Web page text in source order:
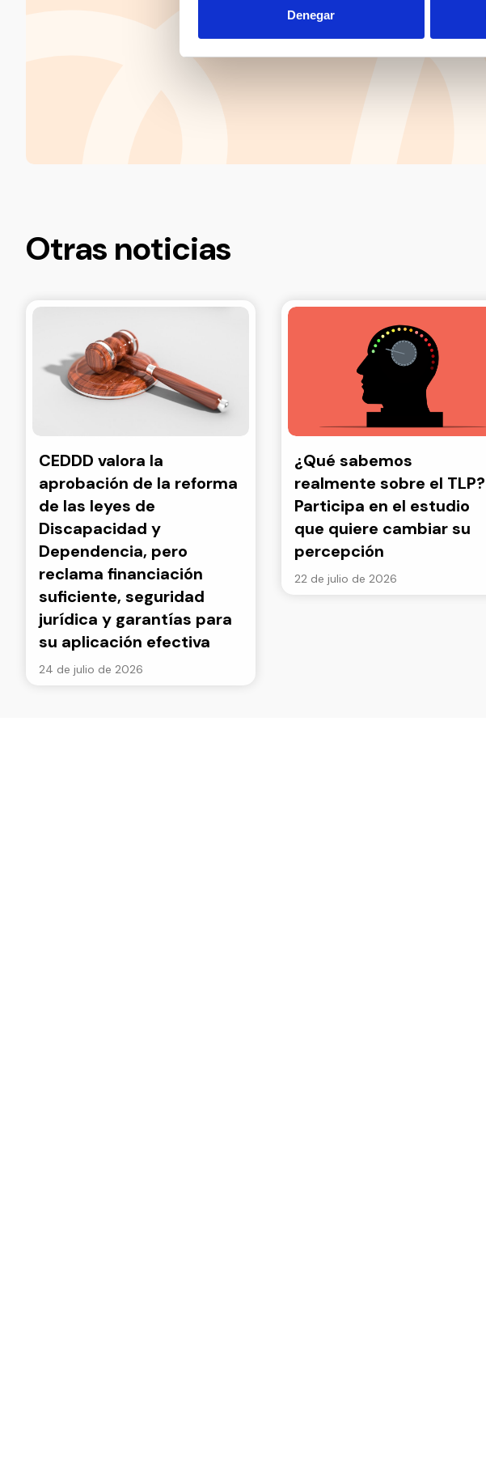
Denegar
Otras noticias
CEDDD valora la
aprobación de la reforma
de las leyes de
Discapacidad y
Dependencia, pero
reclama financiación
suficiente, seguridad
jurídica y garantías para
su aplicación efectiva
24 de julio de 2026
¿Qué sabemos
realmente sobre el TLP?
Participa en el estudio
que quiere cambiar su
percepción
22 de julio de 2026